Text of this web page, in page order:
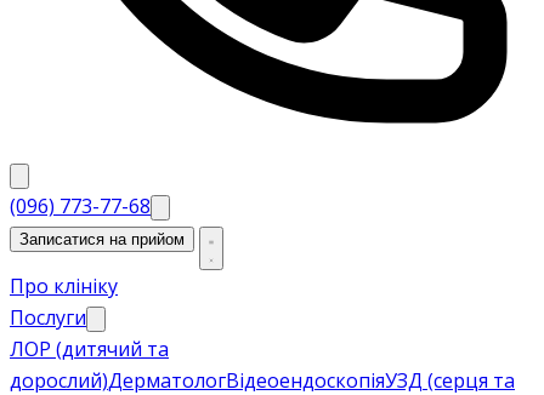
(096) 773-77-68
Записатися на прийом
Про клініку
Послуги
ЛОР (дитячий та
дорослий)ДерматологВідеоендоскопіяУЗД (серця та